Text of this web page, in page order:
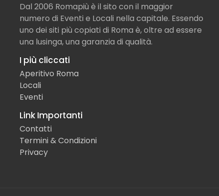
Dal 2006 Romapiù è il sito con il maggior
numero di Eventi e Locali nella capitale. Essendo
uno dei siti più copiati di Roma è, oltre ad essere
una lusinga, una garanzia di qualità.
I più cliccati
Aperitivo Roma
Locali
Eventi
Link Importanti
Contatti
Termini & Condizioni
Privacy